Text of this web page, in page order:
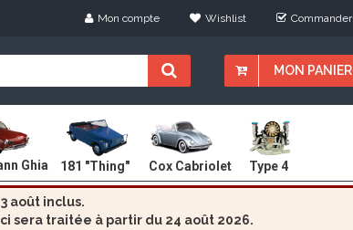
Mon compte Wishlist Commander
MON PANIER
Ghia 181 "Thing" Cox Cabriolet Type 4
août inclus.
sera traitée à partir du 24 août 2026.